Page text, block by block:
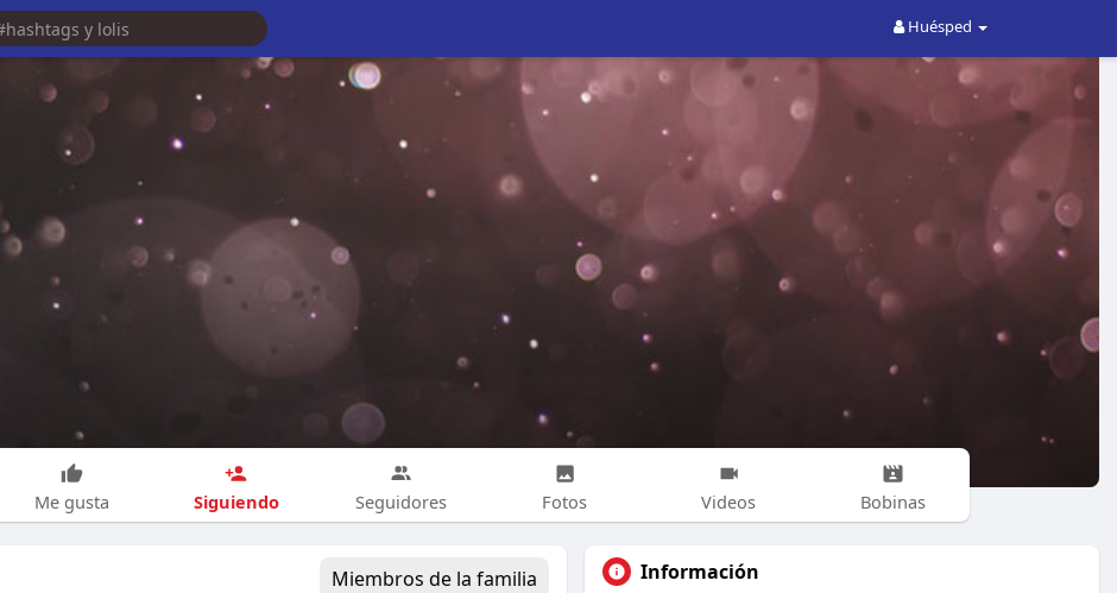
Huésped
Me gusta Siguiendo Seguidores Fotos Videos Bobinas
Miembros de la familia Información